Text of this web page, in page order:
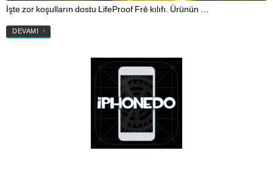
İşte zor koşulların dostu LifeProof Frē kılıfı. Ürünün …
DEVAMI